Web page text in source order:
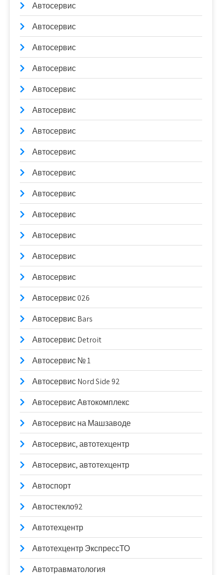
Автосервис
Автосервис
Автосервис
Автосервис
Автосервис
Автосервис
Автосервис
Автосервис
Автосервис
Автосервис
Автосервис
Автосервис
Автосервис
Автосервис
Автосервис 026
Автосервис Bars
Автосервис Detroit
Автосервис № 1
Автосервис Nord Side 92
Автосервис Автокомплекс
Автосервис на Машзаводе
Автосервис, автотехцентр
Автосервис, автотехцентр
Автоспорт
Автостекло92
Автотехцентр
Автотехцентр ЭкспрессТО
Автотравматология